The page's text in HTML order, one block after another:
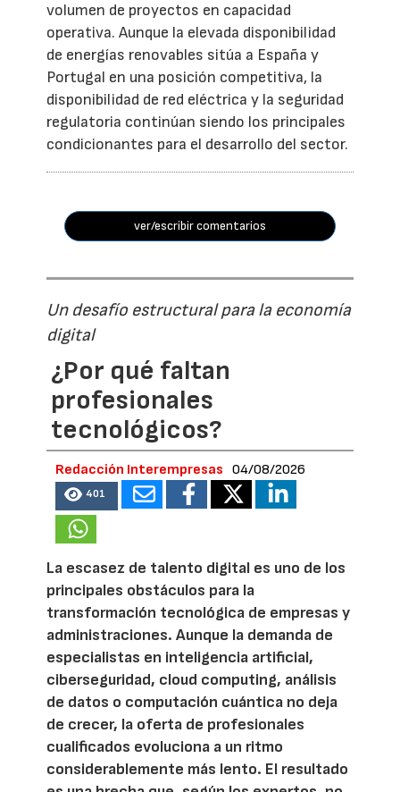
volumen de proyectos en capacidad
operativa. Aunque la elevada disponibilidad
de energías renovables sitúa a España y
Portugal en una posición competitiva, la
disponibilidad de red eléctrica y la seguridad
regulatoria continúan siendo los principales
condicionantes para el desarrollo del sector.
ver/escribir comentarios
Un desafío estructural para la economía
digital
¿Por qué faltan
profesionales
tecnológicos?
Redacción Interempresas 04/08/2026
401
La escasez de talento digital es uno de los
principales obstáculos para la
transformación tecnológica de empresas y
administraciones. Aunque la demanda de
especialistas en inteligencia artificial,
ciberseguridad, cloud computing, análisis
de datos o computación cuántica no deja
de crecer, la oferta de profesionales
cualificados evoluciona a un ritmo
considerablemente más lento. El resultado